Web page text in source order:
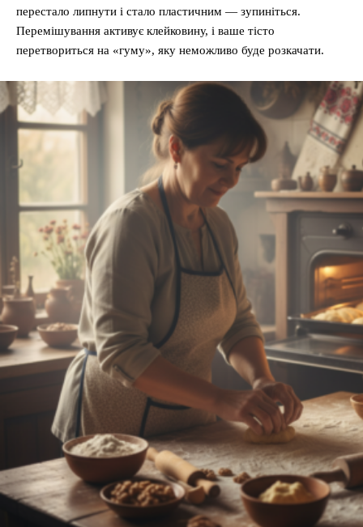
перестало липнути і стало пластичним — зупиніться.
Перемішування активує клейковину, і ваше тісто
перетвориться на «гуму», яку неможливо буде розкачати.